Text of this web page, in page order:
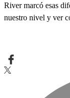
River marcó esas
nuestro nivel y ver